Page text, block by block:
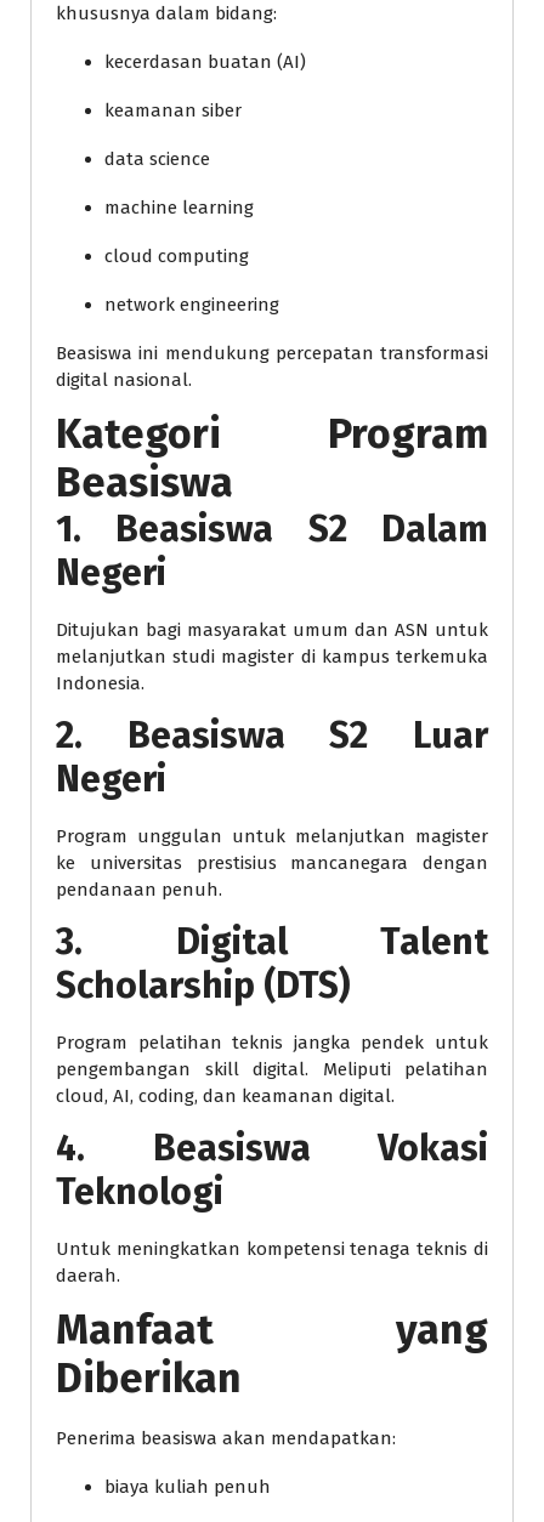
khususnya dalam bidang:
kecerdasan buatan (AI)
keamanan siber
data science
machine learning
cloud computing
network engineering
Beasiswa ini mendukung percepatan transformasi
digital nasional.
Kategori Program
Beasiswa
1. Beasiswa S2 Dalam
Negeri
Ditujukan bagi masyarakat umum dan ASN untuk
melanjutkan studi magister di kampus terkemuka
Indonesia.
2. Beasiswa S2 Luar
Negeri
Program unggulan untuk melanjutkan magister
ke universitas prestisius mancanegara dengan
pendanaan penuh.
3. Digital Talent
Scholarship (DTS)
Program pelatihan teknis jangka pendek untuk
pengembangan skill digital. Meliputi pelatihan
cloud, AI, coding, dan keamanan digital.
4. Beasiswa Vokasi
Teknologi
Untuk meningkatkan kompetensi tenaga teknis di
daerah.
Manfaat yang
Diberikan
Penerima beasiswa akan mendapatkan:
biaya kuliah penuh